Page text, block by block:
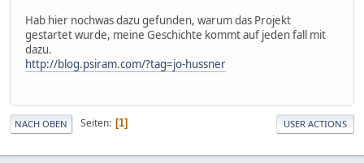
Hab hier nochwas dazu gefunden, warum das Projekt
gestartet wurde, meine Geschichte kommt auf jeden fall mit
dazu.
http://blog.psiram.com/?tag=jo-hussner
NACH OBEN Seiten 1 USER ACTIONS